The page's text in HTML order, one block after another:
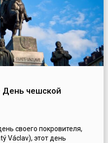
День чешской
своего покровителя,
Václav), этот день